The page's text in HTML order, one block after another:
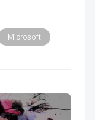
Microsoft